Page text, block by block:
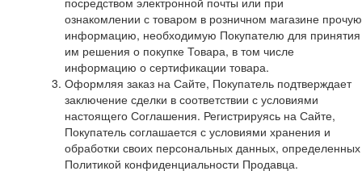
ознакомлении с товаром в розничном магазине прочую
информацию, необходимую Покупателю для принятия
им решения о покупке Товара, в том числе
информацию о сертификации товара.
Оформляя заказ на Сайте, Покупатель подтверждает
заключение сделки в соответствии с условиями
настоящего Соглашения. Регистрируясь на Сайте,
Покупатель соглашается с условиями хранения и
обработки своих персональных данных, определенных
Политикой конфиденциальности Продавца.